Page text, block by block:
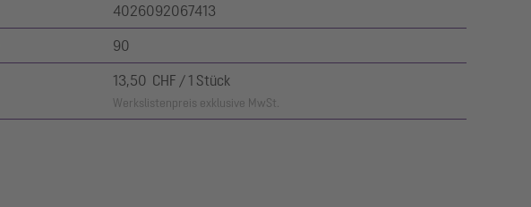
4026092067413
90
13,50 CHF / 1 Stück
Werkslistenpreis exklusive MwSt.